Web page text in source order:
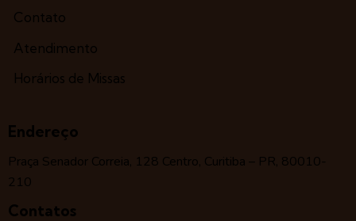
Contato
Atendimento
Horários de Missas
Endereço
Praça Senador Correia, 128 Centro, Curitiba – PR, 80010-
210
Contatos